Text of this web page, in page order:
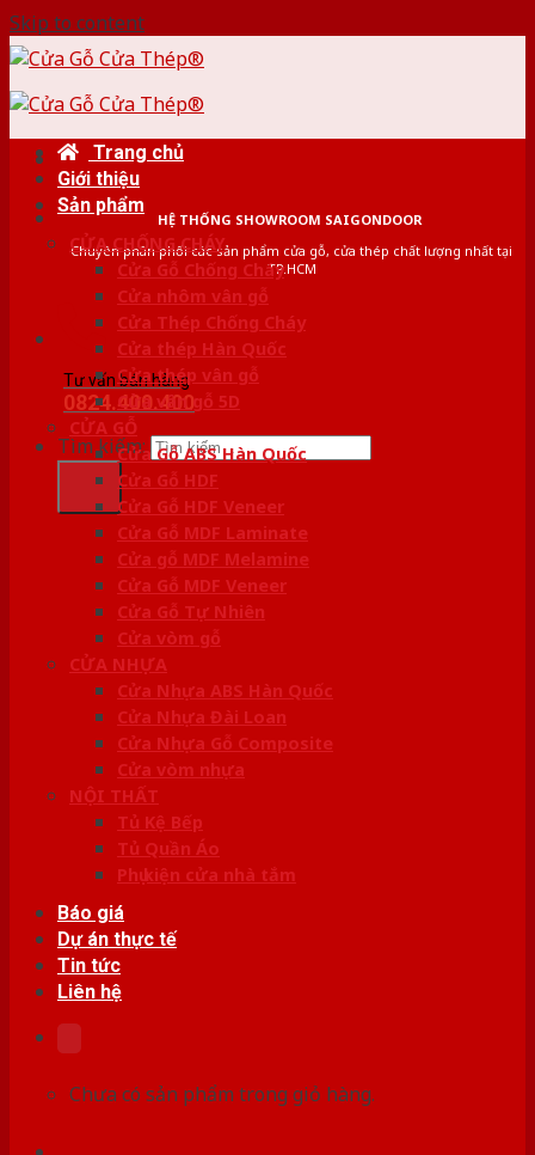
Skip to content
HỆ THỐNG SHOWROOM SAIGONDOOR
Chuyên phân phối các sản phẩm cửa gỗ, cửa thép chất lượng nhất tại
TP.HCM
Tư vấn bán hàng
0824.400.400
Tìm kiếm:
Trang chủ
Giới thiệu
Sản phẩm
CỬA CHỐNG CHÁY
Cửa Gỗ Chống Cháy
Cửa nhôm vân gỗ
Cửa Thép Chống Cháy
Cửa thép Hàn Quốc
Cửa thép vân gỗ
Cửa vân gỗ 5D
CỬA GỖ
Cửa Gỗ ABS Hàn Quốc
Cửa Gỗ HDF
Cửa Gỗ HDF Veneer
Cửa Gỗ MDF Laminate
Cửa gỗ MDF Melamine
Cửa Gỗ MDF Veneer
Cửa Gỗ Tự Nhiên
Cửa vòm gỗ
CỬA NHỰA
Cửa Nhựa ABS Hàn Quốc
Cửa Nhựa Đài Loan
Cửa Nhựa Gỗ Composite
Cửa vòm nhựa
NỘI THẤT
Tủ Kệ Bếp
Tủ Quần Áo
Phụ kiện cửa nhà tắm
Báo giá
Dự án thực tế
Tin tức
Liên hệ
Chưa có sản phẩm trong giỏ hàng.